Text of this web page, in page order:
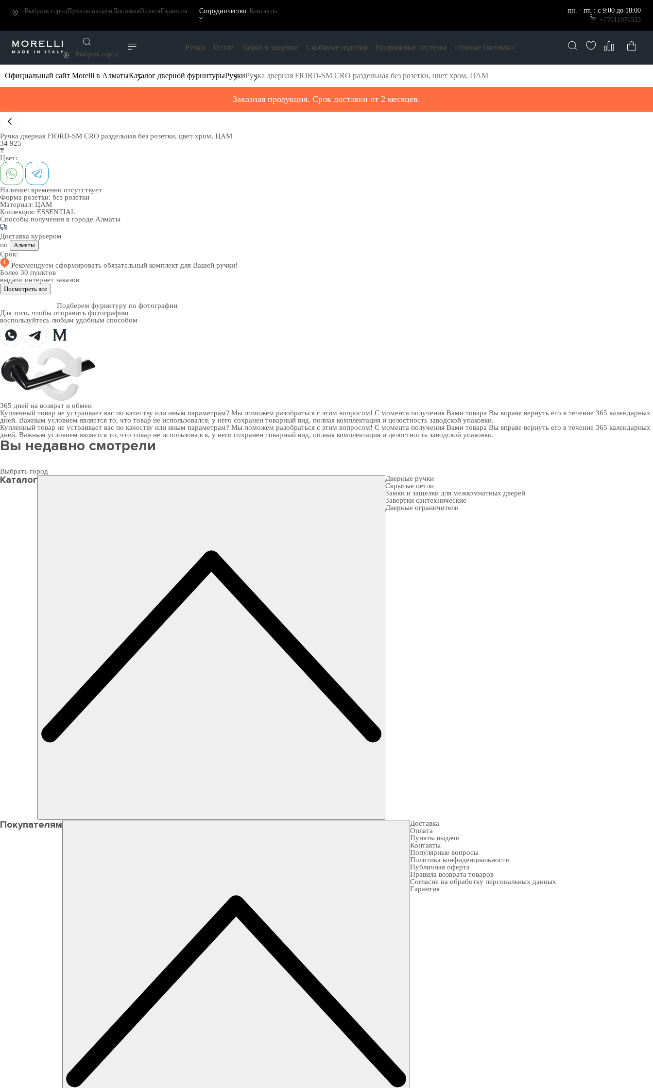
Выбрать городПункты выдачиДоставкаОплатаГарантия Сотрудничество Контакты
пн. - пт. : с 9:00 до 18:00
+77011970333
Выбрать город
Ручки Петли Замки и защелки Скобяные изделия Раздвижные системы «Умные системы»
Официальный сайт Morelli в АлматыКаталог дверной фурнитурыРучкиРучка дверная FIORD-SM CRO раздельная без розетки, цвет хром, ЦАМ
Заказная продукция. Срок доставки от 2 месяцев.
Ручка дверная FIORD-SM CRO раздельная без розетки, цвет хром, ЦАМ
34 925
₸
Цвет:
Наличие: временно отсутствует
Форма розетки: без розетки
Материал: ЦАМ
Коллекция: ESSENTIAL
Способы получения в городе Алматы
Доставка курьером
по
Алматы
Срок:
Рекомендуем сформировать обязательный комплект для Вашей ручки!
Более 30 пунктов
выдачи интернет заказов
Посмотреть все
Подберем фурнитуру по фотографии
Для того, чтобы отправить фотографию
воспользуйтесь любым удобным способом
365 дней на возврат и обмен
Купленный товар не устраивает вас по качеству или иным параметрам? Мы поможем разобраться с этим вопросом! С момента получения Вами товара Вы вправе вернуть его в течение 365 календарных
дней. Важным условием является то, что товар не использовался, у него сохранен товарный вид, полная комплектация и целостность заводской упаковки.
Купленный товар не устраивает вас по качеству или иным параметрам? Мы поможем разобраться с этим вопросом! С момента получения Вами товара Вы вправе вернуть его в течение 365 календарных
дней. Важным условием является то, что товар не использовался, у него сохранен товарный вид, полная комплектация и целостность заводской упаковки.
Вы недавно смотрели
Выбрать город
Каталог
Дверные ручки
Скрытые петли
Замки и защелки для межкомнатных дверей
Завертки сантехнические
Дверные ограничители
Покупателям
Доставка
Оплата
Пункты выдачи
Контакты
Популярные вопросы
Политика конфиденциальности
Публичная оферта
Правила возврата товаров
Согласие на обработку персональных данных
Гарантия